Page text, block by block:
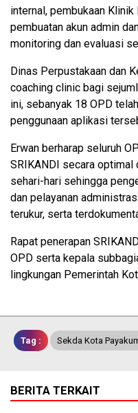
internal, pembukaan
pembuatan akun admin
monitoring dan evaluasi
Dinas Perpustakaan dan
coaching clinic bagi
ini, sebanyak 18 OPD
penggunaan aplikasi
Erwan berharap seluruh
SRIKANDI secara
sehari-hari sehingga
dan pelayanan
terukur, serta
Rapat penerapan
OPD serta kepala
lingkungan Pemerintah
Tag : Sekda Kota
BERITA TERKAIT